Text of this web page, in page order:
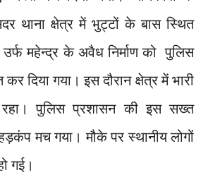
थाना क्षेत्र में भुट्टों के बास स्थित
महेन्द्र के अवैध निर्माण को पुलिस
दिया गया। इस दौरान क्षेत्र में भारी
पुलिस प्रशासन की इस सख्त
हड़कंप मच गया। मौके पर स्थानीय लोगों
गई।